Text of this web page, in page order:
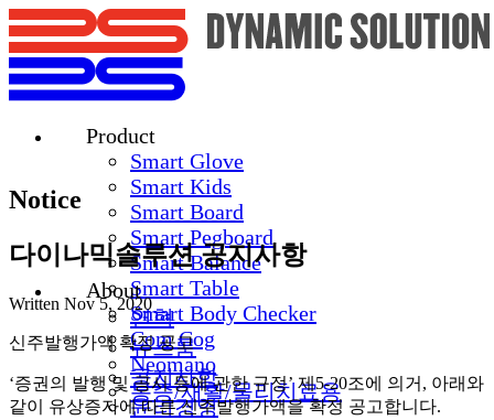
Product
Smart Glove
Smart Kids
Smart Board
Smart Pegboard
Smart Balance
Smart Table
Smart Body Checker
Com Cog
Neomano
통증/재활/물리치료용
About
연혁
뉴스룸
공지사항
윤리경영
Notice
다이나믹솔루션 공지사항
Written Nov 5, 2020
신주발행가액 확정 공고
‘증권의 발행 및 공시 등에 관한 규정’ 제5-20조에 의거, 아래와
같이 유상증자에 따른 신주발행가액을 확정 공고합니다.